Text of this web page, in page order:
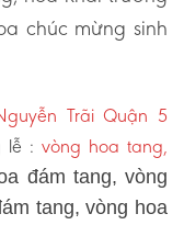
chúc mừng sinh
Trãi Quận 5
lễ : vòng hoa tang,
đám tang, vòng
tang, vòng hoa